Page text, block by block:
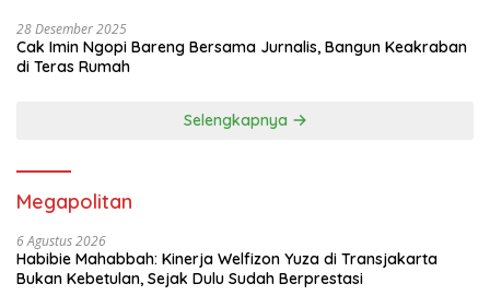
28 Desember 2025
Cak Imin Ngopi Bareng Bersama Jurnalis, Bangun Keakraban
di Teras Rumah
Selengkapnya
Megapolitan
6 Agustus 2026
Habibie Mahabbah: Kinerja Welfizon Yuza di Transjakarta
Bukan Kebetulan, Sejak Dulu Sudah Berprestasi